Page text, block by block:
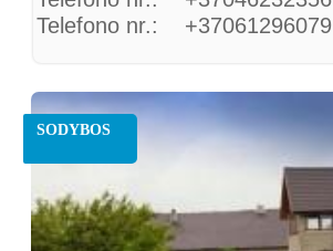
Telefono nr.: +37061296079
SODYBOS